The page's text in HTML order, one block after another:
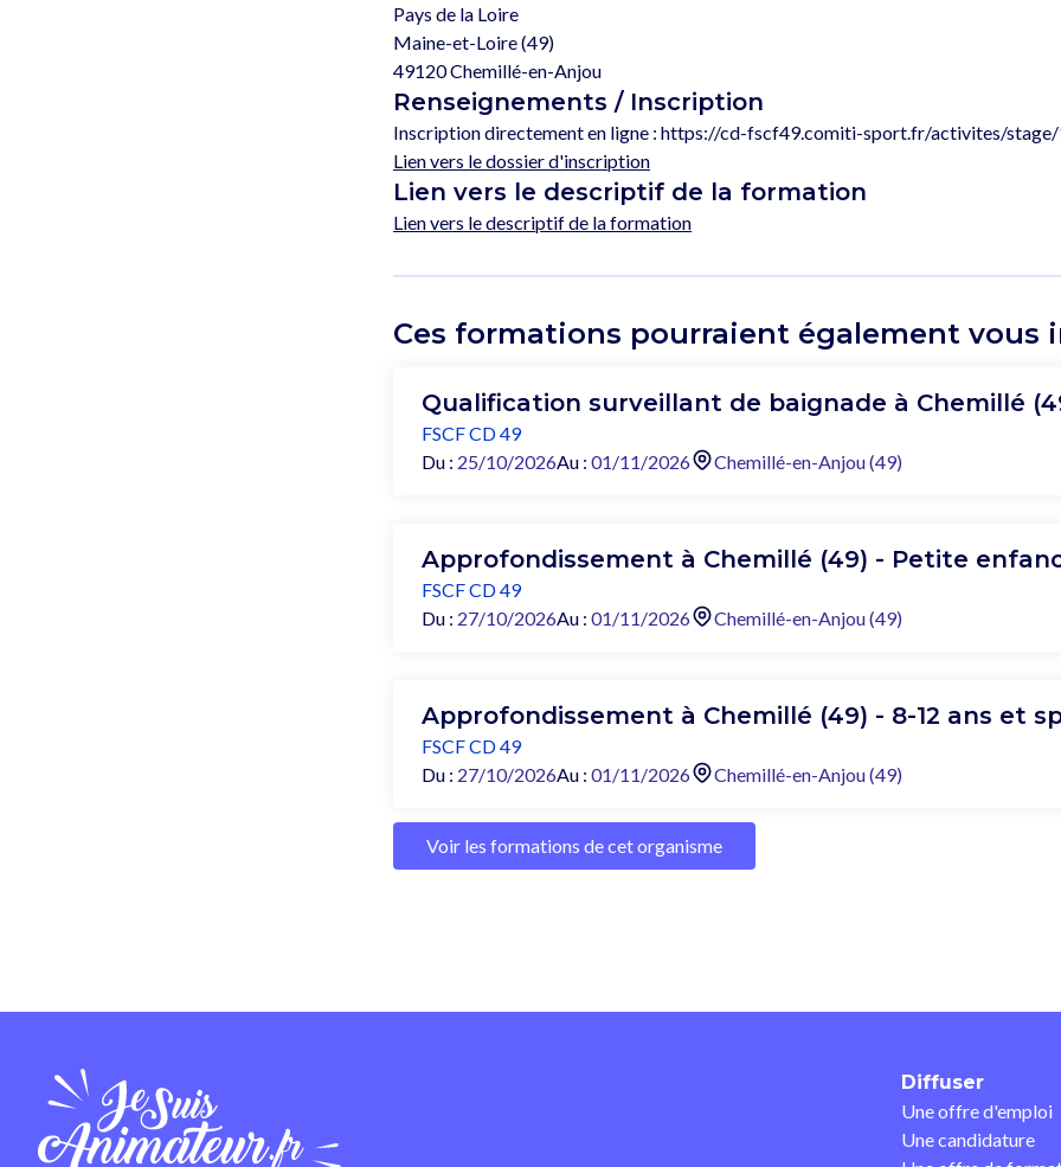
Pays de la Loire
Maine-et-Loire (49)
49120 Chemillé-en-Anjou
Renseignements / Inscription
Inscription directement en ligne : https://cd-fscf49.comiti-sport.fr/activites/
Lien vers le dossier d'inscription
Lien vers le descriptif de la formation
Lien vers le descriptif de la formation
Ces formations pourraient également vous
Qualification surveillant de baignade à Chemillé
FSCF CD 49
Du : 25/10/2026Au : 01/11/2026 Chemillé-en-Anjou (49)
Approfondissement à Chemillé (49) - Petite
FSCF CD 49
Du : 27/10/2026Au : 01/11/2026 Chemillé-en-Anjou (49)
Approfondissement à Chemillé (49) - 8-12 ans et
FSCF CD 49
Du : 27/10/2026Au : 01/11/2026 Chemillé-en-Anjou (49)
Voir les formations de cet organisme
Diffuser
Une offre d'emploi
Une candidature